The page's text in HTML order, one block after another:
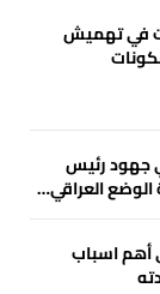
في تهميش
جهود رئيس
الوضع العراقي…
أهم اسباب